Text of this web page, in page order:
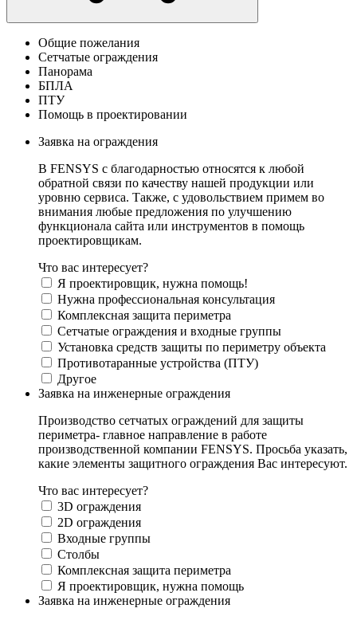
Общие пожелания
Сетчатые ограждения
Панорама
БПЛА
ПТУ
Помощь в проектировании
Заявка на ограждения
В FENSYS с благодарностью относятся к любой
обратной связи по качеству нашей продукции или
уровню сервиса. Также, с удовольствием примем во
внимания любые предложения по улучшению
функционала сайта или инструментов в помощь
проектировщикам.
Что вас интересует?
Я проектировщик, нужна помощь!
Нужна профессиональная консультация
Комплексная защита периметра
Сетчатые ограждения и входные группы
Установка средств защиты по периметру объекта
Противотаранные устройства (ПТУ)
Другое
Заявка на инженерные ограждения
Производство сетчатых ограждений для защиты
периметра- главное направление в работе
производственной компании FENSYS. Просьба указать,
какие элементы защитного ограждения Вас интересуют.
Что вас интересует?
3D ограждения
2D ограждения
Входные группы
Столбы
Комплексная защита периметра
Я проектировщик, нужна помощь
Заявка на инженерные ограждения